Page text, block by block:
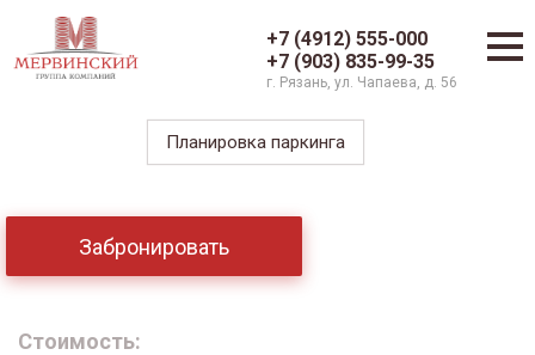
+7 (4912) 555-000
+7 (903) 835-99-35
г. Рязань, ул. Чапаева, д. 56
Планировка паркинга
Забронировать
Стоимость: